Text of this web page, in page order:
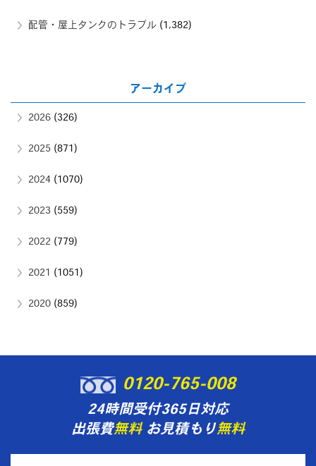
配管・屋上タンクのトラブル (1,382)
アーカイブ
2026 (326)
2025 (871)
2024 (1070)
2023 (559)
2022 (779)
2021 (1051)
2020 (859)
0120-765-008
24時間受付365日対応
出張費無料お見積もり無料